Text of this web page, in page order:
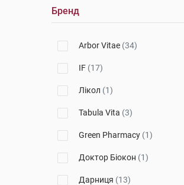
Пелюшковий дерматит
Препарати від акне та вугрів
Препарати від бородавок та
папілом
Препарати від опіків
Препарати від пролежнів
Препарати для лікування ран і
виразок
Бренд
Arbor Vitae (34)
IF (17)
Лікол (1)
Tabula Vita (3)
Green Pharmacy (1)
Доктор Біокон (1)
Дарниця (13)